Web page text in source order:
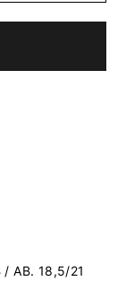
AB. 18,5/21